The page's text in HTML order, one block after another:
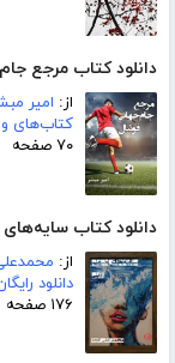
دانلود کتاب مرجع
از: امیر
کتاب‌های
۷۰ صفحه
دانلود کتاب
از:
دانلود
۱۷۶ صفحه